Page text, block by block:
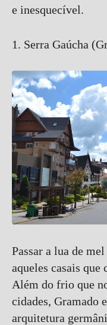
e inesquecível.
1. Serra Gaúcha
Passar a lua de
aqueles casais
Além do frio que
cidades, Gramado
arquitetura